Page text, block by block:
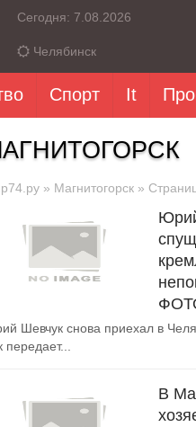
Сегодня: 7.08.2026
Челябинск
Спорт It
» Магнитогорск »
Шевчук снова приехал в
передает...
В